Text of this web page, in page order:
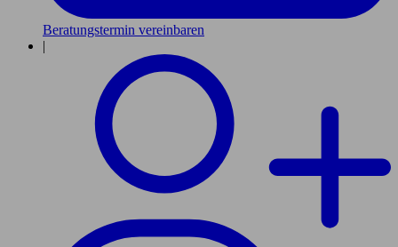
Beratungstermin vereinbaren
|